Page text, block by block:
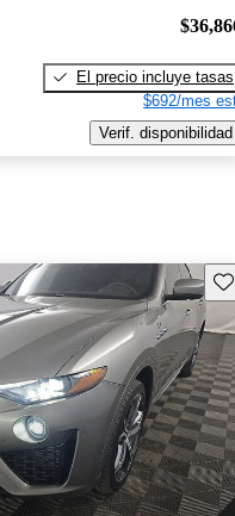
El precio incluye tasas
$692/mes
Verif. disponibilidad